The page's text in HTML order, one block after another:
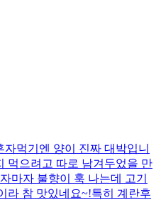
먹기엔 양이 진짜 대박입니
먹으려고 따로 남겨두었을 만
마자 불향이 훅 나는데 고기
라 참 맛있네요~!특히 계란후